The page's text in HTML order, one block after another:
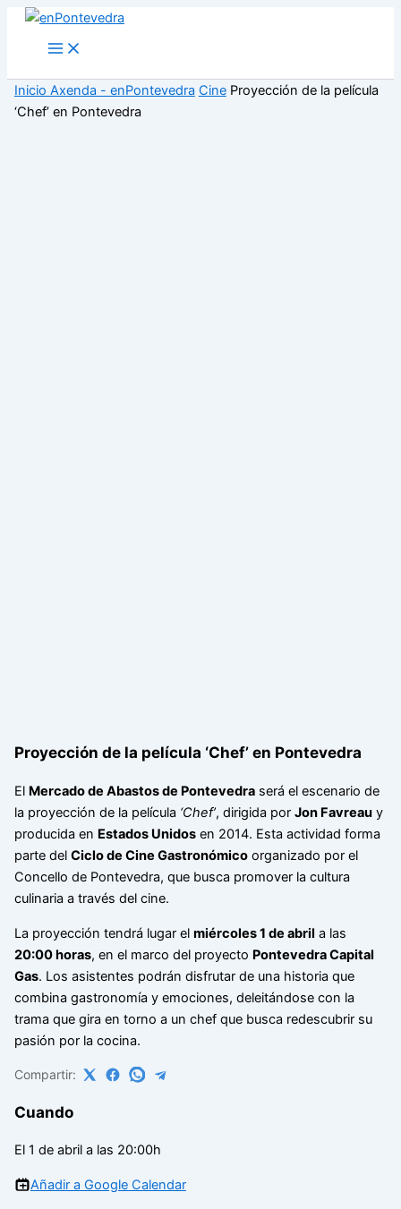
Main
Menu
Inicio Axenda - enPontevedra Cine Proyección de la película
‘Chef’ en Pontevedra
Proyección de la película ‘Chef’ en Pontevedra
El Mercado de Abastos de Pontevedraserá el escenario de
la proyección de la película ‘Chef’, dirigida por Jon Favreauy
producida en Estados Unidosen 2014. Esta actividad forma
parte del Ciclo de Cine Gastronómicoorganizado por el
Concello de Pontevedra, que busca promover la cultura
culinaria a través del cine.
La proyección tendrá lugar el miércoles 1 de abril a las
20:00 horas, en el marco del proyecto Pontevedra Capital
Gas. Los asistentes podrán disfrutar de una historia que
combina gastronomía y emociones, deleitándose con la
trama que gira en torno a un chef que busca redescubrir su
pasión por la cocina.
Compartir:
Cuando
El 1 de abril a las 20:00h
Añadir a Google Calendar